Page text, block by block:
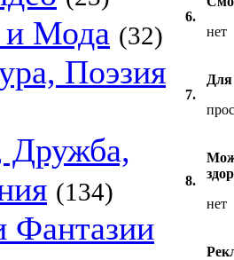
и Мода (32)
Поэзия
(134)
6.
нет
7.
Для
8.
нет